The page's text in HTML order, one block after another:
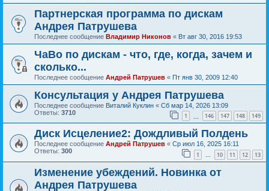
Партнерская программа по дискам
Андрея Патрушева
Последнее сообщение Владимир Никонов « Вт авг 30, 2016 19:53
ЧаВо по дискам - что, где, когда, зачем и
сколько...
Последнее сообщение Андрей Патрушев « Пт янв 30, 2009 12:40
Консультация у Андрея Патрушева
Последнее сообщение Виталий Куклин « Сб мар 14, 2026 13:09
Ответы: 3710 1 146 147 148 149
Диск Исцеление2: Дождливый Полдень
Последнее сообщение Андрей Патрушев « Ср июл 16, 2025 16:11
Ответы: 300 1 … 10 11 12 13
Изменение убеждений. Новинка от
Андрея Патрушева